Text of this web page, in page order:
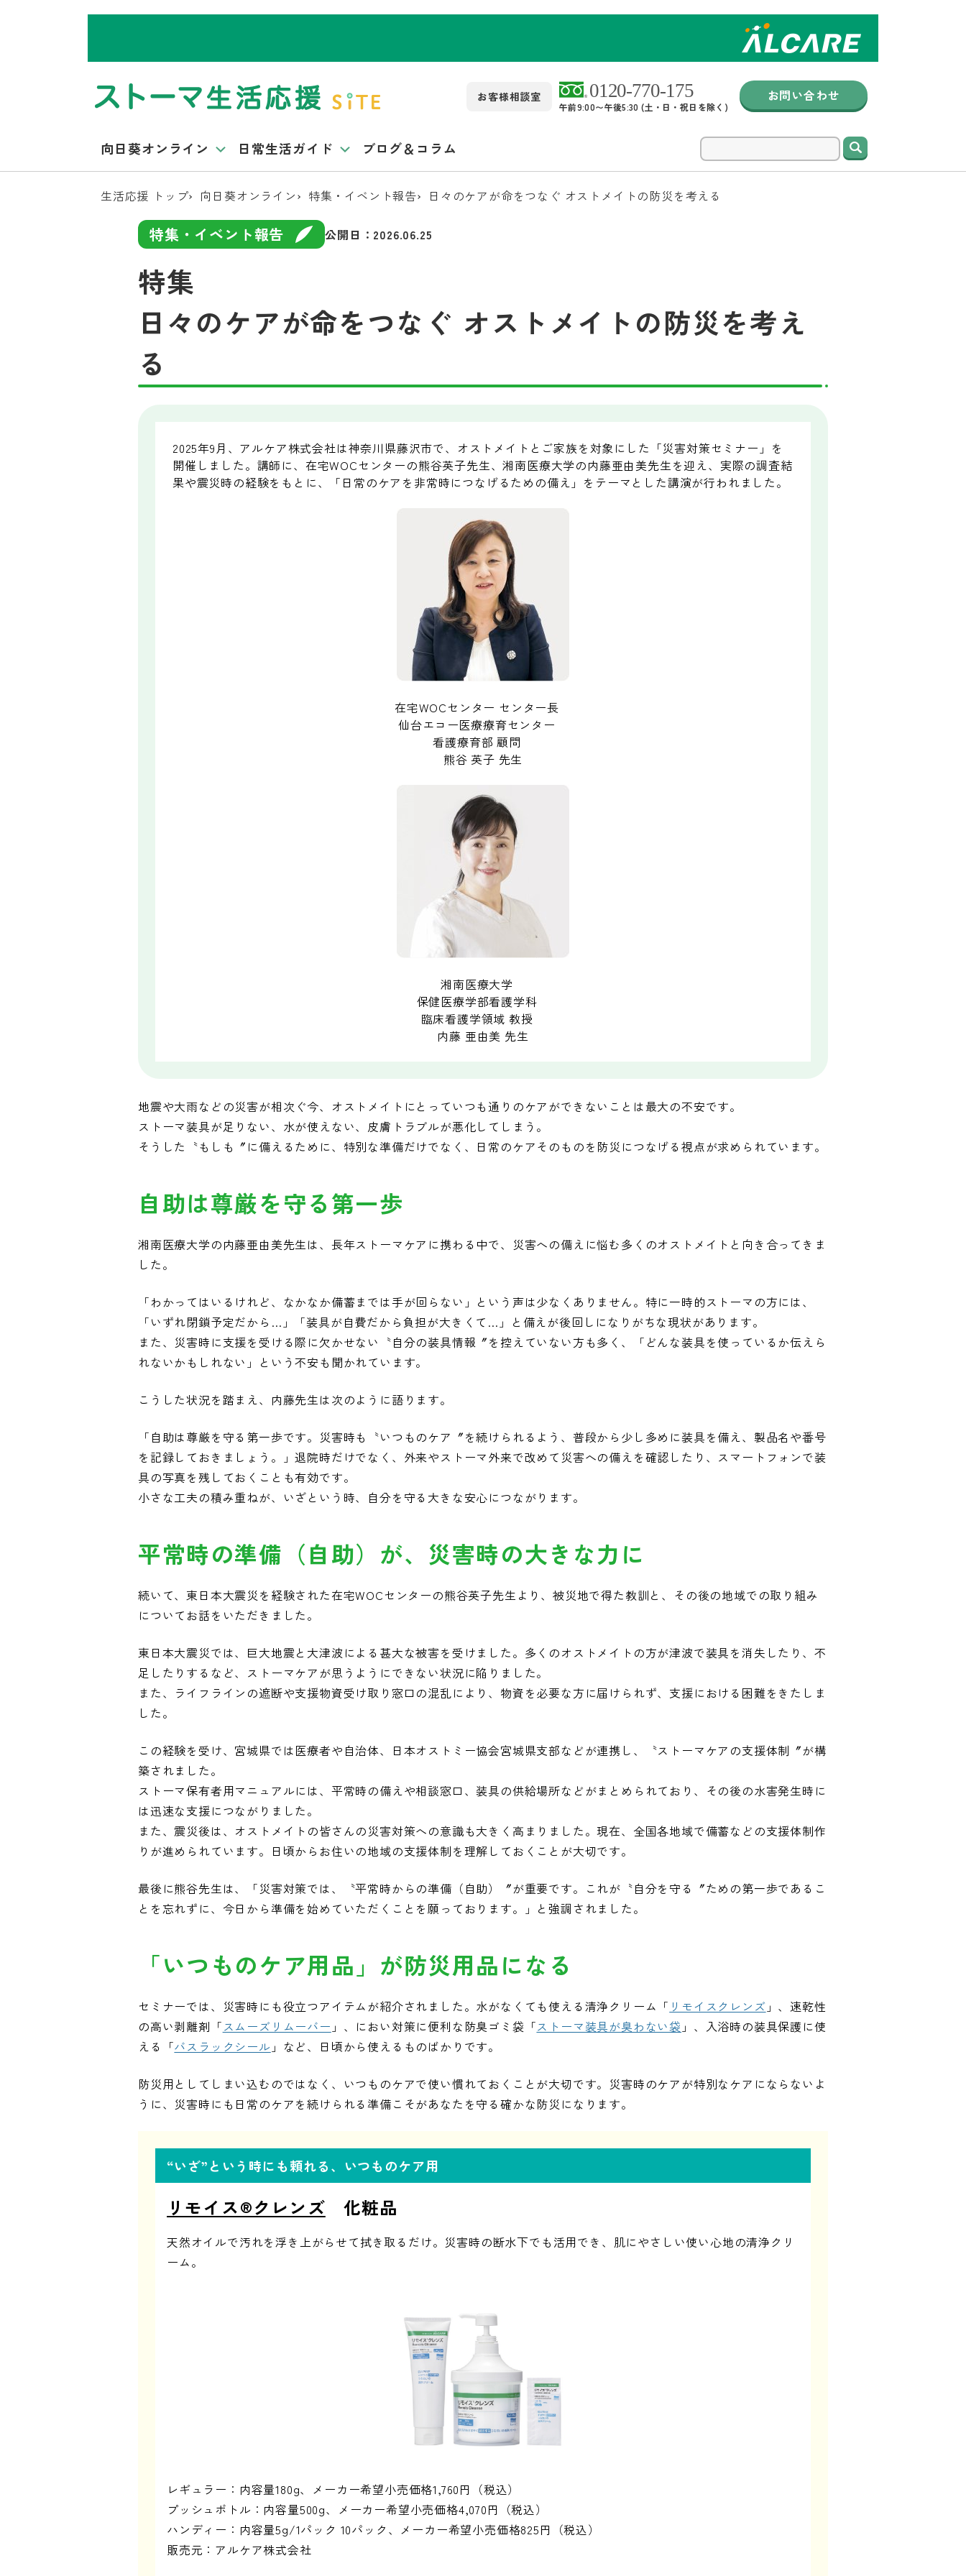
お客様相談室
午前9:00〜午後5:30 (土・日・祝日を除く)
お問い合わせ
向日葵オンライン 日常生活ガイド ブログ＆コラム
生活応援 トップ 向日葵オンライン 特集・イベント報告 日々のケアが命をつなぐ オストメイトの防災を考える
特集・イベント報告 公開日： 2026.06.25
特集
日々のケアが命をつなぐ オストメイトの防災を考え
る
2025年9月、アルケア株式会社は神奈川県藤沢市で、オストメイトとご家族を対象にした「災害対策セミナー」を
開催しました。講師に、在宅WOCセンターの熊谷英子先生、湘南医療大学の内藤亜由美先生を迎え、実際の調査結
果や震災時の経験をもとに、「日常のケアを非常時につなげるための備え」をテーマとした講演が行われました。
在宅WOCセンター センター長
仙台エコー医療療育センター
看護療育部 顧問
熊谷 英子 先生
湘南医療大学
保健医療学部看護学科
臨床看護学領域 教授
内藤 亜由美 先生
地震や大雨などの災害が相次ぐ今、オストメイトにとっていつも通りのケアができないことは最大の不安です。
ストーマ装具が足りない、水が使えない、皮膚トラブルが悪化してしまう。
そうした〝もしも〞に備えるために、特別な準備だけでなく、日常のケアそのものを防災につなげる視点が求められています。
自助は尊厳を守る第一歩
湘南医療大学の内藤亜由美先生は、長年ストーマケアに携わる中で、災害への備えに悩む多くのオストメイトと向き合ってきま
した。
「わかってはいるけれど、なかなか備蓄までは手が回らない」という声は少なくありません。特に一時的ストーマの方には、
「いずれ閉鎖予定だから…」「装具が自費だから負担が大きくて…」と備えが後回しになりがちな現状があります。
また、災害時に支援を受ける際に欠かせない〝自分の装具情報〞を控えていない方も多く、「どんな装具を使っているか伝えら
れないかもしれない」という不安も聞かれています。
こうした状況を踏まえ、内藤先生は次のように語ります。
「自助は尊厳を守る第一歩です。災害時も〝いつものケア〞を続けられるよう、普段から少し多めに装具を備え、製品名や番号
を記録しておきましょう。」退院時だけでなく、外来やストーマ外来で改めて災害への備えを確認したり、スマートフォンで装
具の写真を残しておくことも有効です。
小さな工夫の積み重ねが、いざという時、自分を守る大きな安心につながります。
平常時の準備（自助）が、災害時の大きな力に
続いて、東日本大震災を経験された在宅WOCセンターの熊谷英子先生より、被災地で得た教訓と、その後の地域での取り組み
についてお話をいただきました。
東日本大震災では、巨大地震と大津波による甚大な被害を受けました。多くのオストメイトの方が津波で装具を消失したり、不
足したりするなど、ストーマケアが思うようにできない状況に陥りました。
また、ライフラインの遮断や支援物資受け取り窓口の混乱により、物資を必要な方に届けられず、支援における困難をきたしま
した。
この経験を受け、宮城県では医療者や自治体、日本オストミー協会宮城県支部などが連携し、〝ストーマケアの支援体制〞が構
築されました。
ストーマ保有者用マニュアルには、平常時の備えや相談窓口、装具の供給場所などがまとめられており、その後の水害発生時に
は迅速な支援につながりました。
また、震災後は、オストメイトの皆さんの災害対策への意識も大きく高まりました。現在、全国各地域で備蓄などの支援体制作
りが進められています。日頃からお住いの地域の支援体制を理解しておくことが大切です。
最後に熊谷先生は、「災害対策では、〝平常時からの準備（自助）〞が重要です。これが〝自分を守る〞ための第一歩であるこ
とを忘れずに、今日から準備を始めていただくことを願っております。」と強調されました。
「いつものケア用品」が防災用品になる
セミナーでは、災害時にも役立つアイテムが紹介されました。水がなくても使える清浄クリーム「 リモイスクレンズ 」、速乾性
の高い剥離剤「スムーズリムーバー 」、におい対策に便利な防臭ゴミ袋「ストーマ装具が臭わない袋 」、入浴時の装具保護に使
える「バスラックシール 」など、日頃から使えるものばかりです。
防災用としてしまい込むのではなく、いつものケアで使い慣れておくことが大切です。災害時のケアが特別なケアにならないよ
うに、災害時にも日常のケアを続けられる準備こそがあなたを守る確かな防災になります。
“いざ”という時にも頼れる、いつものケア用
リモイス®クレンズ 化粧品
天然オイルで汚れを浮き上がらせて拭き取るだけ。災害時の断水下でも活用でき、肌にやさしい使い心地の清浄クリ
ーム。
レギュラー：内容量180g、メーカー希望小売価格1,760円（税込）
プッシュボトル：内容量500g、メーカー希望小売価格4,070円（税込）
ハンディー：内容量5g/1パック 10パック、メーカー希望小売価格825円（税込）
販売元：アルケア株式会社